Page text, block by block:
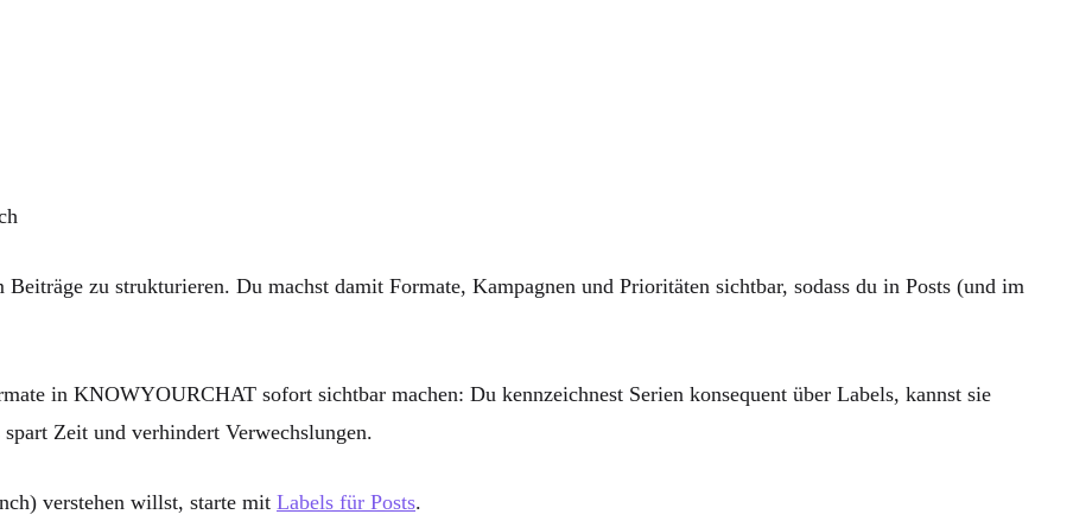
zu strukturieren. Du machst damit Formate, Kampagnen und Prioritäten sichtbar, sodass du in Posts (und im
in KNOWYOURCHAT sofort sichtbar machen: Du kennzeichnest Serien konsequent über Labels, kannst sie
Zeit und verhindert Verwechslungen.
verstehen willst, starte mit Labels für Posts.